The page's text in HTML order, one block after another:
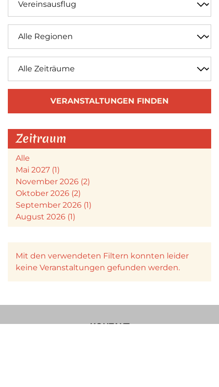
VERANSTALTUNGEN FINDEN
Zeitraum
Alle
Mai 2027 (1)
November 2026 (2)
Oktober 2026 (2)
September 2026 (1)
August 2026 (1)
Mit den verwendeten Filtern konnten leider
keine Veranstaltungen gefunden werden.
KONTAKT